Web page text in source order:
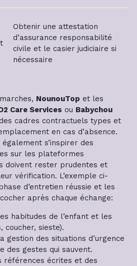
Obtenir une attestation
d’assurance responsabilité
civile et le casier judiciaire si
nécessaire
NounouTop et les
Care Services ou Babychou
cadres contractuels types et
en cas d’absence.
s’inspirer des
sur les plateformes
doivent rester prudentes et
vérification. L’exemple ci-
d’entretien réussie et les
après chaque échange:
habitudes de l’enfant et les
coucher, sieste).
gestion des situations d’urgence
des gestes qui sauvent.
références écrites et des